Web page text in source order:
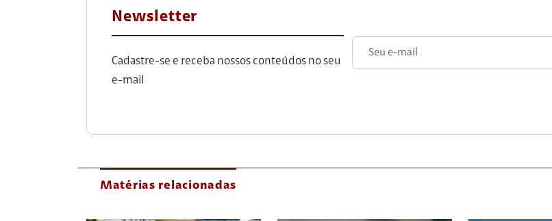
Newsletter
Cadastre-se e receba nossos conteúdos no seu
e-mail
Matérias relacionadas